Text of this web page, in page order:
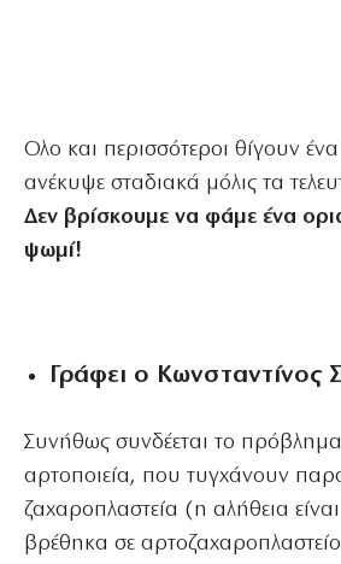
Ολο και περισσότεροι θίγουν
ανέκυψε σταδιακά μόλις τα
Δεν βρίσκουμε να φάμε ένα
ψωμί!
Γράφει ο Κωνσταντίνος
Συνήθως συνδέεται το πρόβλημα
αρτοποιεία, που τυγχάνουν
ζαχαροπλαστεία (η αλήθεια
βρέθηκα σε αρτοζαχαροπλαστείο